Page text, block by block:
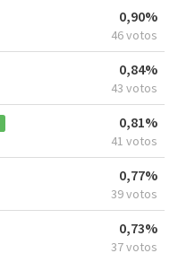
0,90%
46 votos
0,84%
43 votos
0,81%
41 votos
0,77%
39 votos
0,73%
37 votos